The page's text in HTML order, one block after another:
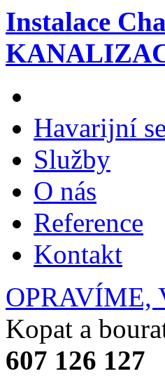
Instalace
Havarijní
Služby
O nás
Reference
Kontakt
Kopat a
607 126 127